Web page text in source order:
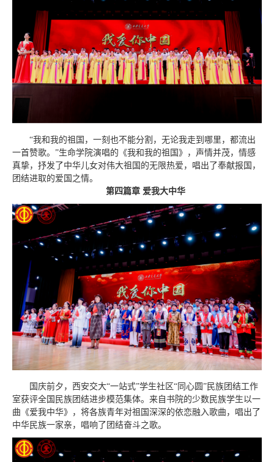
“我和我的祖国，一刻也不能分割，无论我走到哪里，都流出
一首赞歌。”生命学院演唱的《我和我的祖国》，声情并茂，情感
真挚，抒发了中华儿女对伟大祖国的无限热爱，唱出了奉献报国，
团结进取的爱国之情。
第四篇章 爱我大中华
国庆前夕，西安交大“一站式”学生社区“同心圆”民族团结工作
室获评全国民族团结进步模范集体。来自书院的少数民族学生以一
曲《爱我中华》，将各族青年对祖国深深的依恋融入歌曲，唱出了
中华民族一家亲，唱响了团结奋斗之歌。